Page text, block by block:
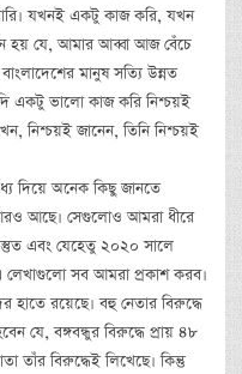
যখনই একটু কাজ করি, যখন
যে, আমার আব্বা আজ বেঁচে
মানুষ সত্যি উন্নত
একটু ভালো কাজ করি নিশ্চয়ই
নিশ্চয়ই জানেন, তিনি নিশ্চয়ই
দিয়ে অনেক কিছু জানতে
আছে। সেগুলোও আমরা ধীরে
এবং যেহেতু ২০২০ সালে
লেখাগুলো সব আমরা প্রকাশ করব।
হাতে রয়েছে। বহু নেতার বিরুদ্ধে
যে, বঙ্গবন্ধুর বিরুদ্ধে প্রায় ৪৮
তাঁর বিরুদ্ধেই লিখেছে। কিন্তু